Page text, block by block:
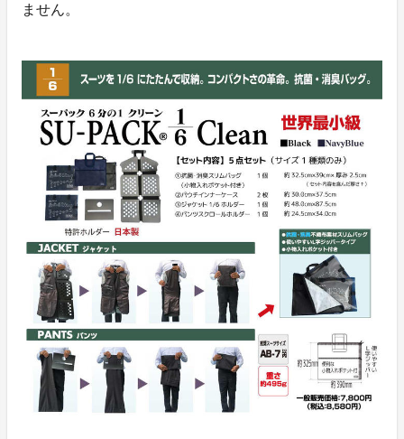
ません。